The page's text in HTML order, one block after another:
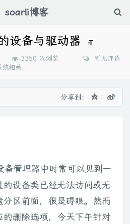
soarli博客
设备与驱动器
3350 次浏览
暂无评论
统相关
分享到：
备管理器中时常可以见到一
设备类已经无法访问或无
区前面，很是碍眼。然而
删除选项，今天下午针对